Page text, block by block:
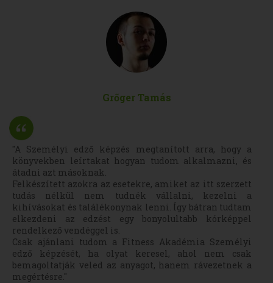
Grőger Tamás
"A Személyi edző képzés megtanított arra, hogy a
könyvekben leírtakat hogyan tudom alkalmazni, és
átadni azt másoknak.
Felkészített azokra az esetekre, amiket az itt szerzett
tudás nélkül nem tudnék vállalni, kezelni a
kihívásokat és találékonynak lenni. Így bátran tudtam
elkezdeni az edzést egy bonyolultabb kórképpel
rendelkező vendéggel is.
Csak ajánlani tudom a Fitness Akadémia Személyi
edző képzését, ha olyat keresel, ahol nem csak
bemagoltatják veled az anyagot, hanem rávezetnek a
megértésre."